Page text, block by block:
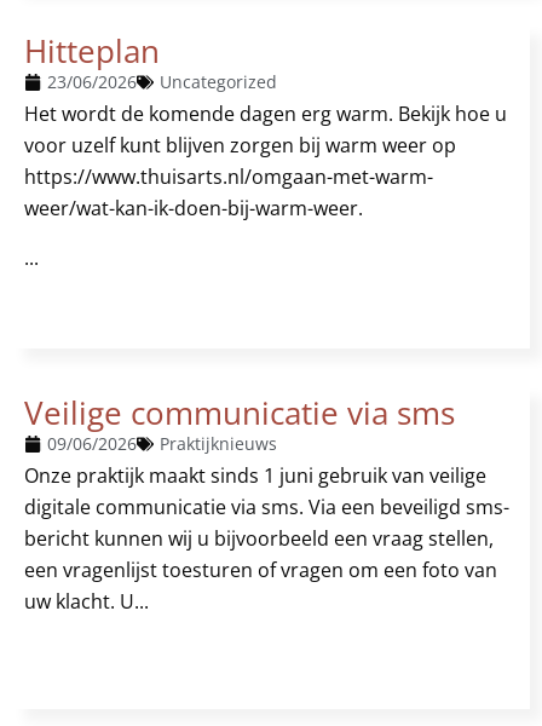
Hitteplan
23/06/2026 Uncategorized
Het wordt de komende dagen erg warm. Bekijk hoe u
voor uzelf kunt blijven zorgen bij warm weer op
https://www.thuisarts.nl/omgaan-met-warm-
weer/wat-kan-ik-doen-bij-warm-weer.
...
Veilige communicatie via sms
09/06/2026 Praktijknieuws
Onze praktijk maakt sinds 1 juni gebruik van veilige
digitale communicatie via sms. Via een beveiligd sms-
bericht kunnen wij u bijvoorbeeld een vraag stellen,
een vragenlijst toesturen of vragen om een foto van
uw klacht. U...